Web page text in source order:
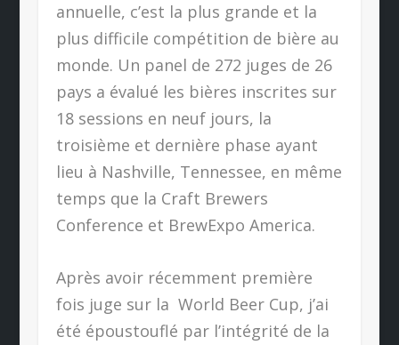
annuelle, c’est la plus grande et la
plus difficile compétition de bière au
monde. Un panel de 272 juges de 26
pays a évalué les bières inscrites sur
18 sessions en neuf jours, la
troisième et dernière phase ayant
lieu à Nashville, Tennessee, en même
temps que la Craft Brewers
Conference et BrewExpo America.
Après avoir récemment première
fois juge sur la World Beer Cup, j’ai
été époustouflé par l’intégrité de la